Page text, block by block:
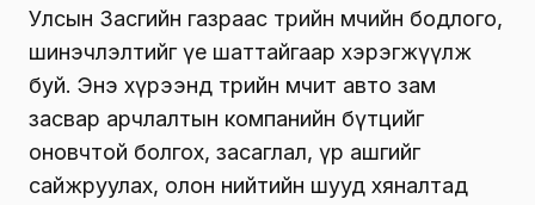
Улсын Засгийн газраас төрийн өмчийн бодлого,
шинэчлэлтийг үе шаттайгаар хэрэгжүүлж
буй. Энэ хүрээнд төрийн өмчит авто зам
засвар арчлалтын компанийн бүтцийг
оновчтой болгох, засаглал, үр ашгийг
сайжруулах, олон нийтийн шууд хяналтад